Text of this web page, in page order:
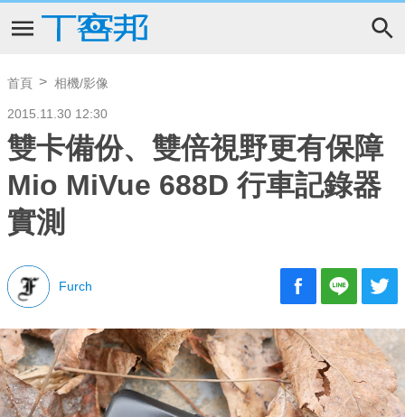
首頁 相機/影像
2015.11.30 12:30
雙卡備份、雙倍視野更有保障
Mio MiVue 688D 行車記錄器
實測
Furch